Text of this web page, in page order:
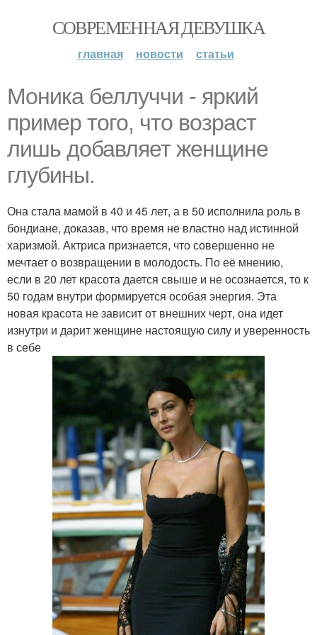
СОВРЕМЕННАЯ ДЕВУШКА
главная новости статьи
Моника беллуччи - яркий
пример того, что возраст
лишь добавляет женщине
глубины.
Она стала мамой в 40 и 45 лет, а в 50 исполнила роль в
бондиане, доказав, что время не властно над истинной
харизмой. Актриса признается, что совершенно не
мечтает о возвращении в молодость. По её мнению,
если в 20 лет красота дается свыше и не осознается, то к
50 годам внутри формируется особая энергия. Эта
новая красота не зависит от внешних черт, она идет
изнутри и дарит женщине настоящую силу и уверенность
в себе